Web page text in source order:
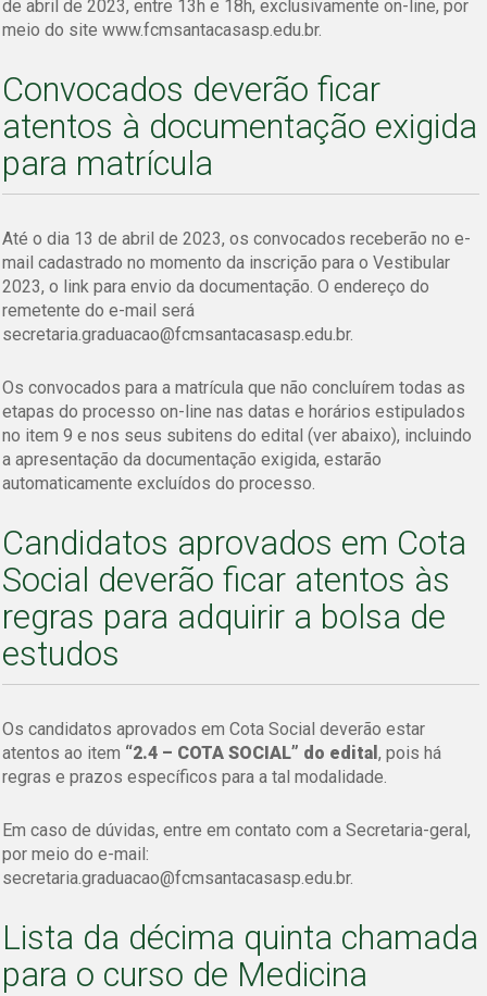
de abril de 2023, entre 13h e 18h, exclusivamente on-line, por
meio do site www.fcmsantacasasp.edu.br.
Convocados deverão ficar
atentos à documentação exigida
para matrícula
Até o dia 13 de abril de 2023, os convocados receberão no e-
mail cadastrado no momento da inscrição para o Vestibular
2023, o link para envio da documentação. O endereço do
remetente do e-mail será
secretaria.graduacao@fcmsantacasasp.edu.br.
Os convocados para a matrícula que não concluírem todas as
etapas do processo on-line nas datas e horários estipulados
no item 9 e nos seus subitens do edital (ver abaixo), incluindo
a apresentação da documentação exigida, estarão
automaticamente excluídos do processo.
Candidatos aprovados em Cota
Social deverão ficar atentos às
regras para adquirir a bolsa de
estudos
Os candidatos aprovados em Cota Social deverão estar
atentos ao item “2.4 – COTA SOCIAL” do edital, pois há
regras e prazos específicos para a tal modalidade.
Em caso de dúvidas, entre em contato com a Secretaria-geral,
por meio do e-mail:
secretaria.graduacao@fcmsantacasasp.edu.br.
Lista da décima quinta chamada
para o curso de Medicina